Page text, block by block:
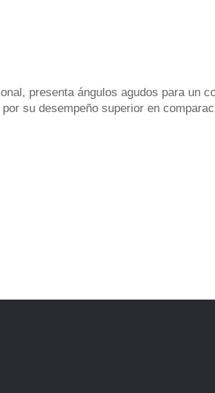
presenta ángulos agudos para un
su desempeño superior en